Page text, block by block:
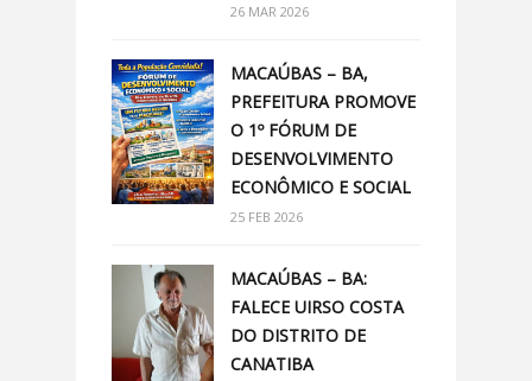
26 MAR 2026
MACAÚBAS – BA,
PREFEITURA PROMOVE
O 1º FÓRUM DE
DESENVOLVIMENTO
ECONÔMICO E SOCIAL
25 FEB 2026
MACAÚBAS – BA:
FALECE UIRSO COSTA
DO DISTRITO DE
CANATIBA